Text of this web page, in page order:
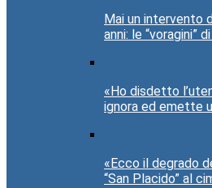
Mai un intervento
anni: le “voragini”
«Ho disdetto
ignora ed emette
«Ecco il degrado
“San Placido” al